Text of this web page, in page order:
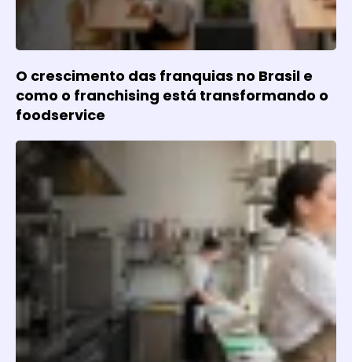
O crescimento das franquias no Brasil e
como o franchising está transformando o
foodservice